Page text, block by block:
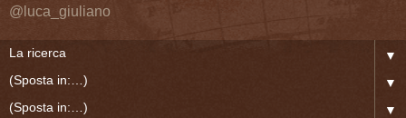
@luca_giuliano
▼
▼
▼